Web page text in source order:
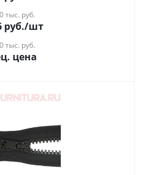
тыс. руб.
руб./шт
тыс. руб.
цена